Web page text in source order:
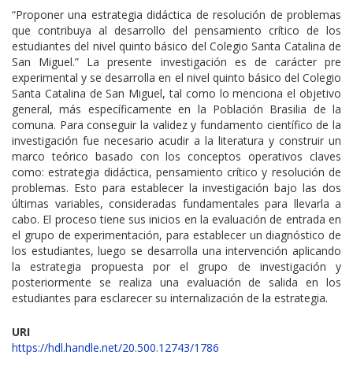
“Proponer una estrategia didáctica de resolución de problemas
que contribuya al desarrollo del pensamiento crítico de los
estudiantes del nivel quinto básico del Colegio Santa Catalina de
San Miguel.” La presente investigación es de carácter pre
experimental y se desarrolla en el nivel quinto básico del Colegio
Santa Catalina de San Miguel, tal como lo menciona el objetivo
general, más específicamente en la Población Brasilia de la
comuna. Para conseguir la validez y fundamento científico de la
investigación fue necesario acudir a la literatura y construir un
marco teórico basado con los conceptos operativos claves
como: estrategia didáctica, pensamiento crítico y resolución de
problemas. Esto para establecer la investigación bajo las dos
últimas variables, consideradas fundamentales para llevarla a
cabo. El proceso tiene sus inicios en la evaluación de entrada en
el grupo de experimentación, para establecer un diagnóstico de
los estudiantes, luego se desarrolla una intervención aplicando
la estrategia propuesta por el grupo de investigación y
posteriormente se realiza una evaluación de salida en los
estudiantes para esclarecer su internalización de la estrategia.
URI
https://hdl.handle.net/20.500.12743/1786